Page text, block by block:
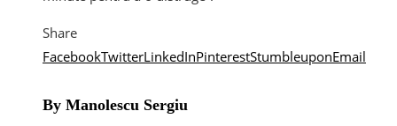
Share
FacebookTwitterLinkedInPinterestStumbleuponEmail
By Manolescu Sergiu